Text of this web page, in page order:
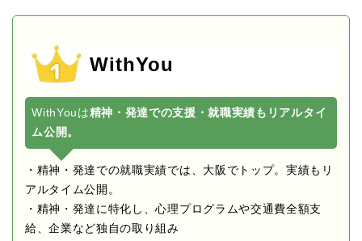
WithYou
WithYouは精神・発達での支援・就職実績もリアルタイ
ム公開。
・精神・発達での就職実績では、大阪でトップ。実績もリ
アルタイム公開。
・精神・発達に特化し、心理プログラムや交通費全額支
給、企業など独自の取り組み